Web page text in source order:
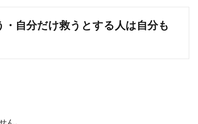
自分だけ救うとする人は自分も
ん。